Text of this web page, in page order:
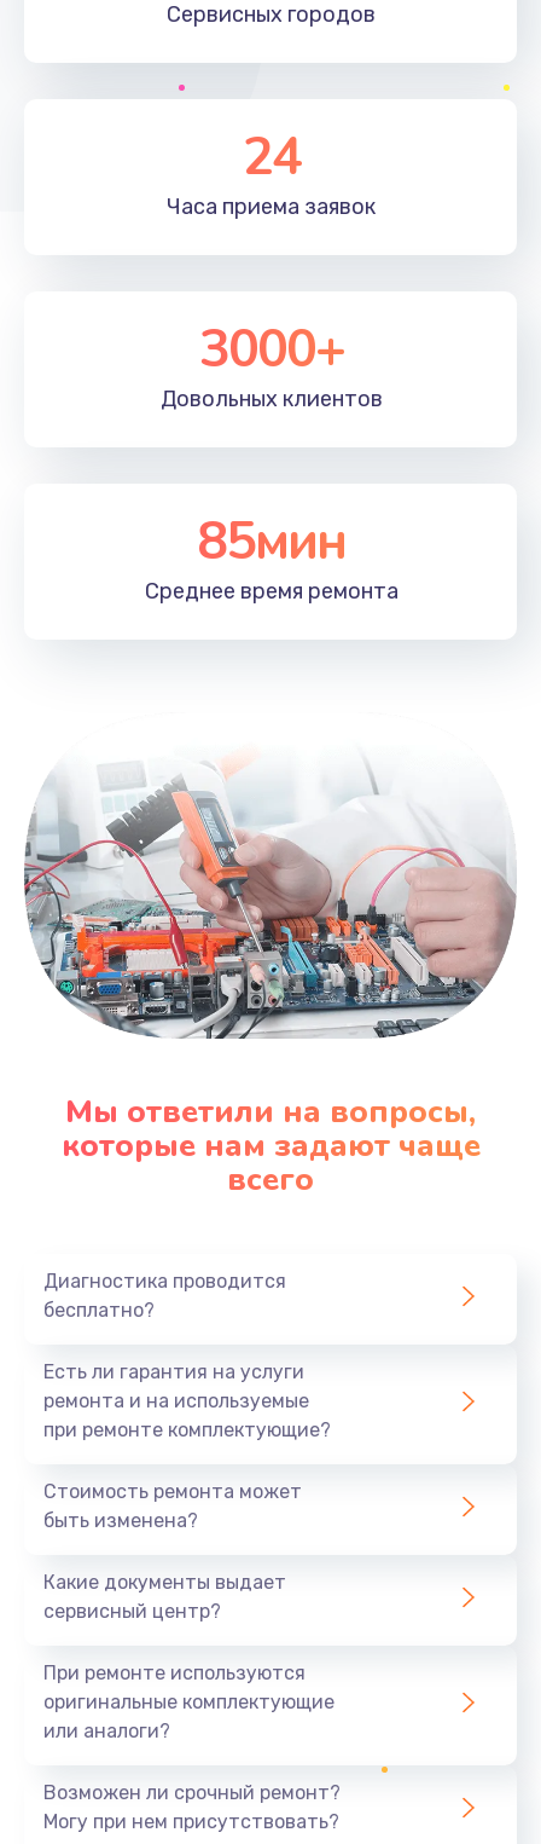
Сервисных городов
24
Часа приема заявок
3000+
Довольных клиентов
85мин
Среднее время ремонта
Мы ответили на вопросы,
которые нам задают чаще
всего
Диагностика проводится
бесплатно?
Есть ли гарантия на услуги
ремонта и на используемые
при ремонте комплектующие?
Стоимость ремонта может
быть изменена?
Какие документы выдает
сервисный центр?
При ремонте используются
оригинальные комплектующие
или аналоги?
Возможен ли срочный ремонт?
Могу при нем присутствовать?